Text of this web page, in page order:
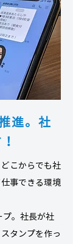
進。 社
こからでも社
事できる環境
プ。社長が社
タンプを作っ